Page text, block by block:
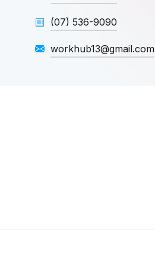
(07) 536-9090
workhub13@gmail.com